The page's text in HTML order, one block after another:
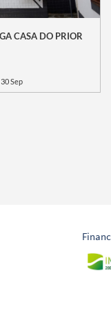
CASA DO PRIOR
Sep